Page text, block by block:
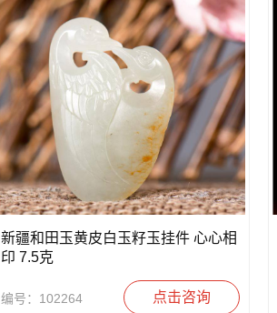
新疆和田玉黄皮白玉籽玉挂件 心心相
印 7.5克
编号：102264 点击咨询